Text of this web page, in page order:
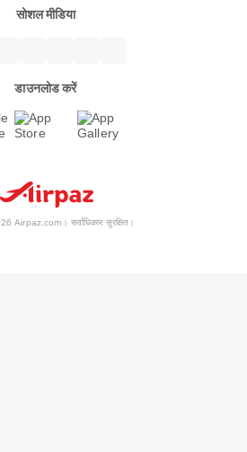
सोशल मीडिया
डाउनलोड करें
Airpaz.com। सर्वाधिकार सुरक्षित।